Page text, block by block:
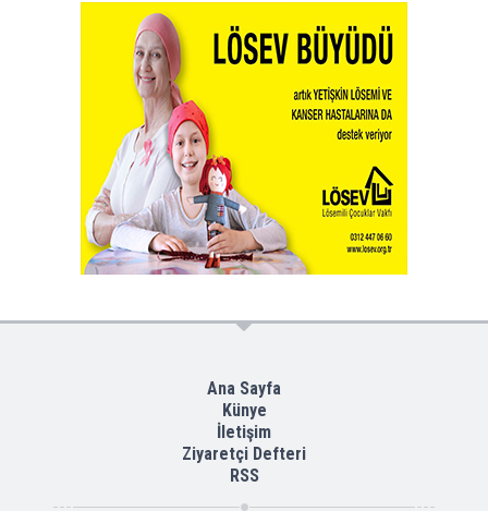
Ana Sayfa
Künye
İletişim
Ziyaretçi Defteri
RSS